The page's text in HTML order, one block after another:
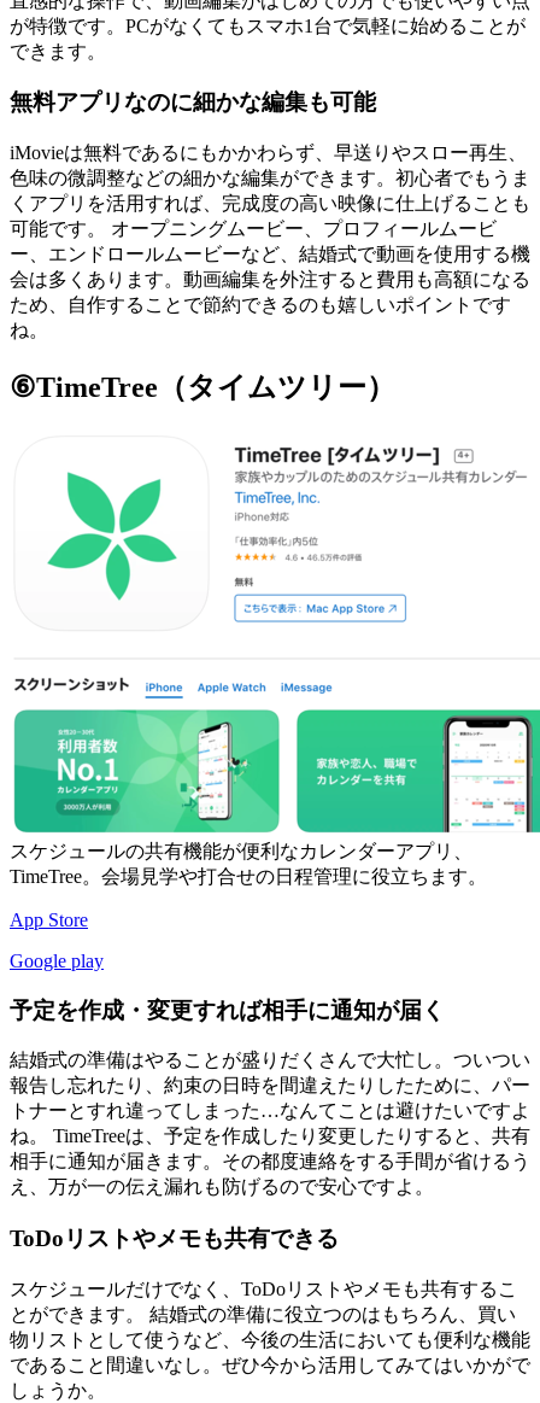
が特徴です。PCがなくてもスマホ1台で気軽に始めることが
できます。
無料アプリなのに細かな編集も可能
iMovieは無料であるにもかかわらず、早送りやスロー再生、
色味の微調整などの細かな編集ができます。初心者でもうま
くアプリを活用すれば、完成度の高い映像に仕上げることも
可能です。 オープニングムービー、プロフィールムービ
ー、エンドロールムービーなど、結婚式で動画を使用する機
会は多くあります。動画編集を外注すると費用も高額になる
ため、自作することで節約できるのも嬉しいポイントです
ね。
⑥TimeTree（タイムツリー）
スケジュールの共有機能が便利なカレンダーアプリ、
TimeTree。会場見学や打合せの日程管理に役立ちます。
App Store
Google play
予定を作成・変更すれば相手に通知が届く
結婚式の準備はやることが盛りだくさんで大忙し。ついつい
報告し忘れたり、約束の日時を間違えたりしたために、パー
トナーとすれ違ってしまった…なんてことは避けたいですよ
ね。 TimeTreeは、予定を作成したり変更したりすると、共有
相手に通知が届きます。その都度連絡をする手間が省けるう
え、万が一の伝え漏れも防げるので安心ですよ。
ToDoリストやメモも共有できる
スケジュールだけでなく、ToDoリストやメモも共有するこ
とができます。 結婚式の準備に役立つのはもちろん、買い
物リストとして使うなど、今後の生活においても便利な機能
であること間違いなし。ぜひ今から活用してみてはいかがで
しょうか。